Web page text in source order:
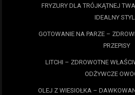
FRYZURY DLA TRÓJKĄTNEJ
IDEALNY
GOTOWANIE NA PARZE –
PRZEPISY
LITCHI – ZDROWOTNE
ODŻYWCZE
OLEJ Z WIESIOŁKA –